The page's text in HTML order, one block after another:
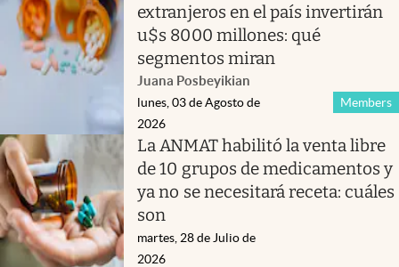
extranjeros en el país invertirán
u$s 8000 millones: qué
segmentos miran
Juana Posbeyikian
Members
lunes, 03 de Agosto de
2026
La ANMAT habilitó la venta libre
de 10 grupos de medicamentos y
ya no se necesitará receta: cuáles
son
martes, 28 de Julio de
2026